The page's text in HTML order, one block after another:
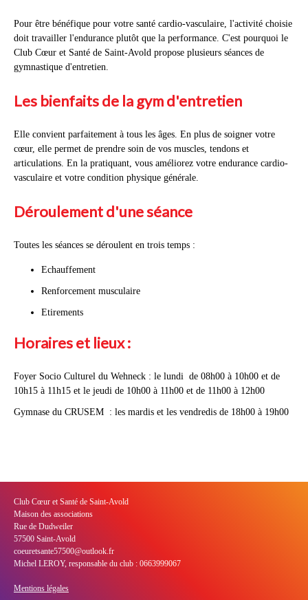
Pour être bénéfique pour votre santé cardio-vasculaire, l'activité choisie
doit travailler l'endurance plutôt que la performance. C'est pourquoi le
Club Cœur et Santé de Saint-Avold propose plusieurs séances de
gymnastique d'entretien.
Les bienfaits de la gym d'entretien
Elle convient parfaitement à tous les âges. En plus de soigner votre
cœur, elle permet de prendre soin de vos muscles, tendons et
articulations. En la pratiquant, vous améliorez votre endurance cardio-
vasculaire et votre condition physique générale.
Déroulement d'une séance
Toutes les séances se déroulent en trois temps :
Echauffement
Renforcement musculaire
Etirements
Horaires et lieux :
Foyer Socio Culturel du Wehneck : le lundi de 08h00 à 10h00 et de
10h15 à 11h15 et le jeudi de 10h00 à 11h00 et de 11h00 à 12h00
Gymnase du CRUSEM : les mardis et les vendredis de 18h00 à 19h00
Club Cœur et Santé de Saint-Avold
Maison des associations
Rue de Dudweiler
57500 Saint-Avold
coeuretsante57500@outlook.fr
Michel LEROY, responsable du club : 0663999067
Mentions légales